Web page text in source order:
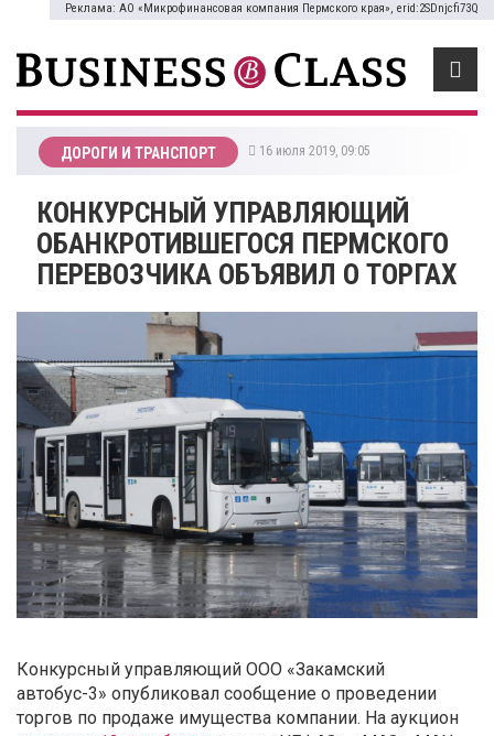
Реклама: АО «Микрофинансовая компания Пермского края», erid:2SDnjcfi73Q
ДОРОГИ И ТРАНСПОРТ 16 июля 2019, 09:05
КОНКУРСНЫЙ УПРАВЛЯЮЩИЙ
ОБАНКРОТИВШЕГОСЯ ПЕРМСКОГО
ПЕРЕВОЗЧИКА ОБЪЯВИЛ О ТОРГАХ
Конкурсный управляющий ООО «Закамский
автобус-3» опубликовал сообщение о проведении
торгов по продаже имущества компании. На аукцион